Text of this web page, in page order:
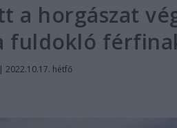
a horgászat
fuldokló
2022.10.17. hétfő